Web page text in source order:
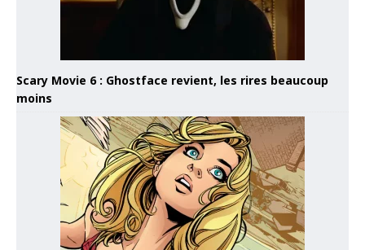
Scary Movie 6 : Ghostface revient, les rires beaucoup
moins